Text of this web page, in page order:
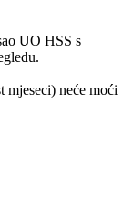
UO HSS s
mjeseci) neće moći